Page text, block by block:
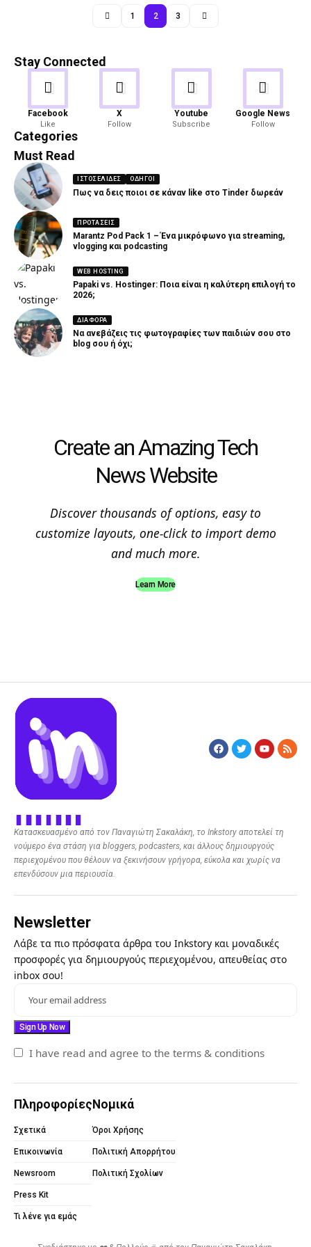
1 2 3
Stay Connected
Facebook
Like
X
Follow
Youtube
Subscribe
Google News
Follow
Categories
Android
82 Articles
Gaming
19 Articles
Must Read
ΙΣΤΟΣΕΛΊΔΕΣ ΟΔΗΓΟΊ
Πως να δεις ποιοι σε κάναν like στο Tinder δωρεάν
ΠΡΟΤΆΣΕΙΣ
Marantz Pod Pack 1 – Ένα μικρόφωνο για streaming,
vlogging και podcasting
WEB HOSTING
Papaki vs. Hostinger: Ποια είναι η καλύτερη επιλογή το
2026;
ΔΙΑΦΟΡΑ
Να ανεβάζεις τις φωτογραφίες των παιδιών σου στο
blog σου ή όχι;
Create an Amazing Tech
News Website
Discover thousands of options, easy to
customize layouts, one-click to import demo
and much more.
Learn More
Κατασκευασμένο από τον Παναγιώτη Σακαλάκη, το Inkstory αποτελεί τη
νούμερο ένα στάση για bloggers, podcasters, και άλλους δημιουργούς
περιεχομένου που θέλουν να ξεκινήσουν γρήγορα, εύκολα και χωρίς να
επενδύσουν μια περιουσία.
Newsletter
Λάβε τα πιο πρόσφατα άρθρα του Inkstory και μοναδικές
προσφορές για δημιουργούς περιεχομένου, απευθείας στο
inbox σου!
I have read and agree to the terms & conditions
Πληροφορίες
Σχετικά
Επικοινωνία
Newsroom
Press Kit
Τι λένε για εμάς
Νομικά
Όροι Χρήσης
Πολιτική Απορρήτου
Πολιτική Σχολίων